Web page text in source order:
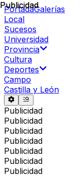
PortadaGalerías
Local
Sucesos
Universidad
Provincia
Cultura
Deportes
Campo
Castilla y León
Publicidad
Publicidad
Publicidad
Publicidad
Publicidad
Publicidad
Publicidad
Publicidad
Publicidad